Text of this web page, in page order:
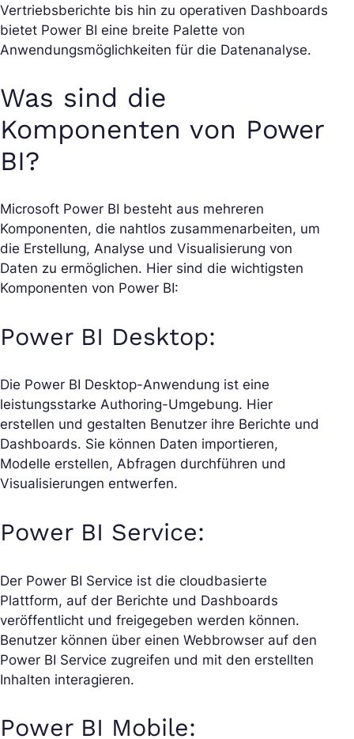
Vertriebsberichte bis hin zu operativen Dashboards
bietet Power BI eine breite Palette von
Anwendungsmöglichkeiten für die Datenanalyse.
Was sind die
Komponenten von Power
BI?
Microsoft Power BI besteht aus mehreren
Komponenten, die nahtlos zusammenarbeiten, um
die Erstellung, Analyse und Visualisierung von
Daten zu ermöglichen. Hier sind die wichtigsten
Komponenten von Power BI:
Power BI Desktop:
Die Power BI Desktop-Anwendung ist eine
leistungsstarke Authoring-Umgebung. Hier
erstellen und gestalten Benutzer ihre Berichte und
Dashboards. Sie können Daten importieren,
Modelle erstellen, Abfragen durchführen und
Visualisierungen entwerfen.
Power BI Service:
Der Power BI Service ist die cloudbasierte
Plattform, auf der Berichte und Dashboards
veröffentlicht und freigegeben werden können.
Benutzer können über einen Webbrowser auf den
Power BI Service zugreifen und mit den erstellten
Inhalten interagieren.
Power BI Mobile: